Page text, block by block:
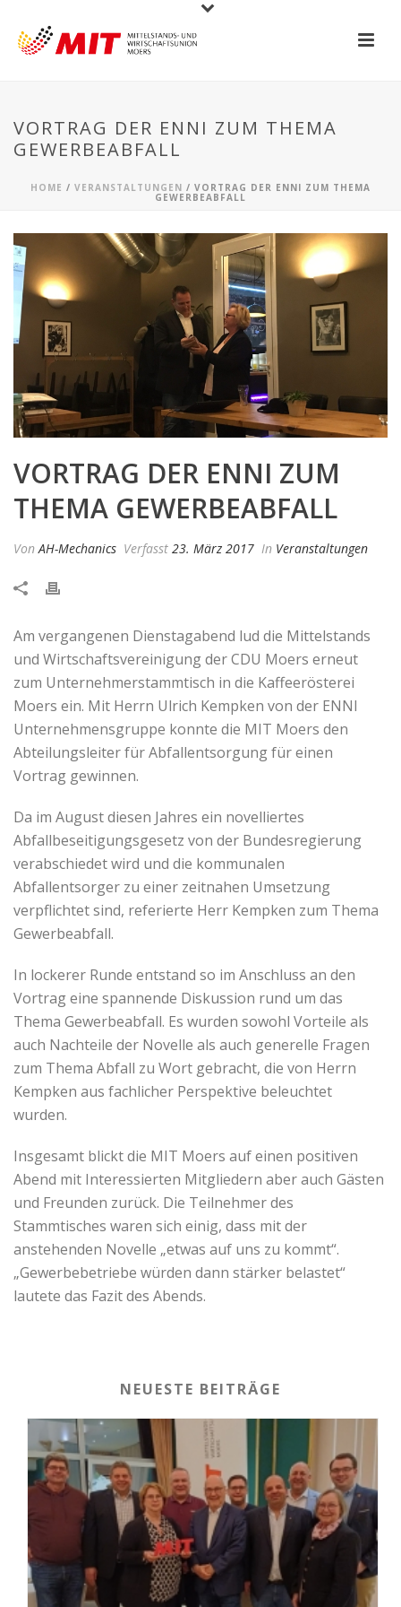
VORTRAG DER ENNI ZUM THEMA
GEWERBEABFALL
HOME / VERANSTALTUNGEN / VORTRAG DER ENNI ZUM THEMA
GEWERBEABFALL
VORTRAG DER ENNI ZUM
THEMA GEWERBEABFALL
Von AH-Mechanics Verfasst 23. März 2017 In Veranstaltungen
Am vergangenen Dienstagabend lud die Mittelstands
und Wirtschaftsvereinigung der CDU Moers erneut
zum Unternehmerstammtisch in die Kaffeerösterei
Moers ein. Mit Herrn Ulrich Kempken von der ENNI
Unternehmensgruppe konnte die MIT Moers den
Abteilungsleiter für Abfallentsorgung für einen
Vortrag gewinnen.
Da im August diesen Jahres ein novelliertes
Abfallbeseitigungsgesetz von der Bundesregierung
verabschiedet wird und die kommunalen
Abfallentsorger zu einer zeitnahen Umsetzung
verpflichtet sind, referierte Herr Kempken zum Thema
Gewerbeabfall.
In lockerer Runde entstand so im Anschluss an den
Vortrag eine spannende Diskussion rund um das
Thema Gewerbeabfall. Es wurden sowohl Vorteile als
auch Nachteile der Novelle als auch generelle Fragen
zum Thema Abfall zu Wort gebracht, die von Herrn
Kempken aus fachlicher Perspektive beleuchtet
wurden.
Insgesamt blickt die MIT Moers auf einen positiven
Abend mit Interessierten Mitgliedern aber auch Gästen
und Freunden zurück. Die Teilnehmer des
Stammtisches waren sich einig, dass mit der
anstehenden Novelle „etwas auf uns zu kommt“.
„Gewerbebetriebe würden dann stärker belastet“
lautete das Fazit des Abends.
NEUESTE BEITRÄGE